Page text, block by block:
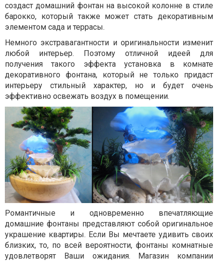
создаст домашний фонтан на высокой колонне в стиле
барокко, который также может стать декоративным
элементом сада и террасы.
Немного экстравагантности и оригинальности изменит
любой интерьер. Поэтому отличной идеей для
получения такого эффекта установка в комнате
декоративного фонтана, который не только придаст
интерьеру стильный характер, но и будет очень
эффективно освежать воздух в помещении.
Романтичные и одновременно впечатляющие
домашние фонтаны представляют собой оригинальное
украшение квартиры. Если Вы мечтаете удивить своих
близких, то, по всей вероятности, фонтаны комнатные
удовлетворят Ваши ожидания. Магазин компании